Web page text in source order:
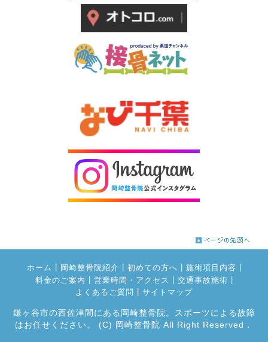
ホーム 岡崎整骨院紹介 初めての方へ 施術項目内容
料金のご案内
営業時間・アクセス 交通事故施術
よくあるご質問
サイトマップ
鎌ヶ谷市の西佐津間にある岡崎整骨院。スポーツによる故障
はお任せください。 (C) 岡崎整骨院 All Right Reserved．